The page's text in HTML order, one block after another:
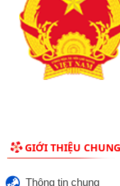
GIỚI THIỆU CHUNG
Thông tin chung